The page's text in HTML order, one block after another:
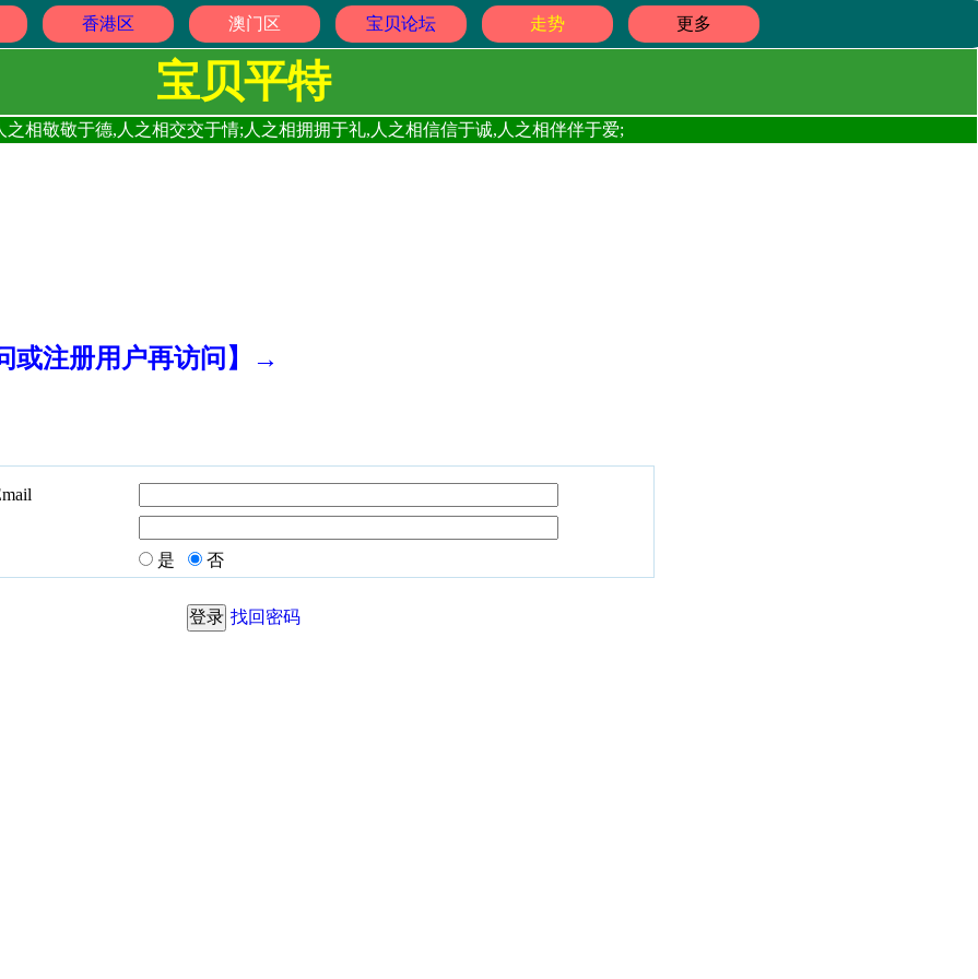
香港区 澳门区 宝贝论坛 走势 更多
宝贝平特
之相敬敬于德,人之相交交于情;人之相拥拥于礼,人之相信信于诚,人之相伴伴于爱;
或注册用户再访问】→
是 否
找回密码